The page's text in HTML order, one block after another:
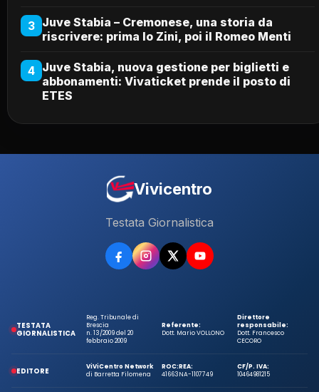
3 Juve Stabia – Cremonese, una storia da
riscrivere: prima lo Zini, poi il Romeo Menti
4 Juve Stabia, nuova gestione per biglietti e
abbonamenti: Vivaticket prende il posto di
ETES
Vivicentro
Testata Giornalistica
TESTATA
GIORNALISTICA
Reg. Tribunale di
Brescia
n. 13/2009 del 20
febbraio 2009
Referente:
Dott. Mario VOLLONO
Direttore
responsabile:
Dott. Francesco
CECORO
EDITORE
ViViCentro Network
di Barretta Filomena
ROC:
41663
REA:
NA-1107749
CF/P. IVA:
10464981215